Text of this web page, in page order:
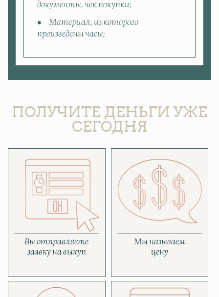
документы, чек покупки;
Материал, из которого
произведены часы;
ПОЛУЧИТЕ ДЕНЬГИ УЖЕ
СЕГОДНЯ
Вы отправляете
заявку на выкуп
Мы называем
цену